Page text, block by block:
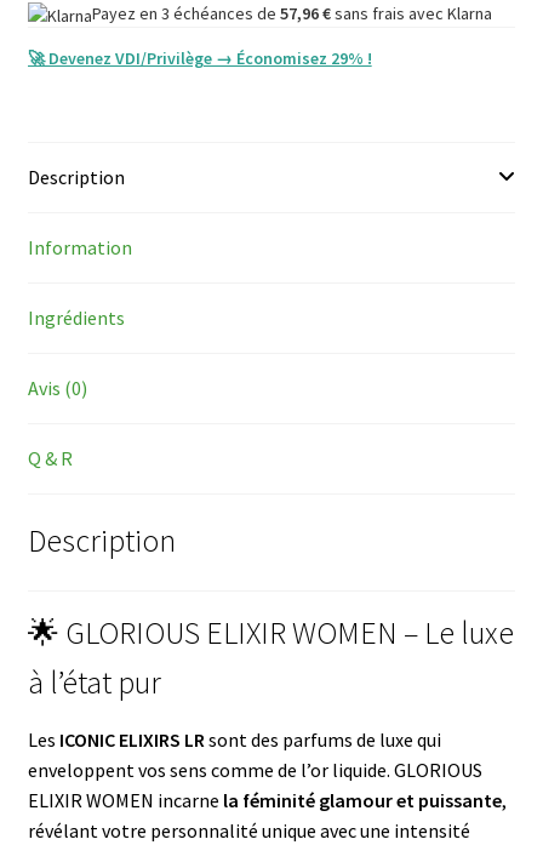
Payez en 3 échéances de 57,96€sans frais avec Klarna
🚀 Devenez VDI/Privilège → Économisez 29% !
Description
Information
Ingrédients
Avis (0)
Q & R
Description
🌟 GLORIOUS ELIXIR WOMEN – Le luxe
à l’état pur
Les ICONIC ELIXIRS LRsont des parfums de luxe qui
enveloppent vos sens comme de l’or liquide. GLORIOUS
ELIXIR WOMEN incarne la féminité glamour et puissante,
révélant votre personnalité unique avec une intensité